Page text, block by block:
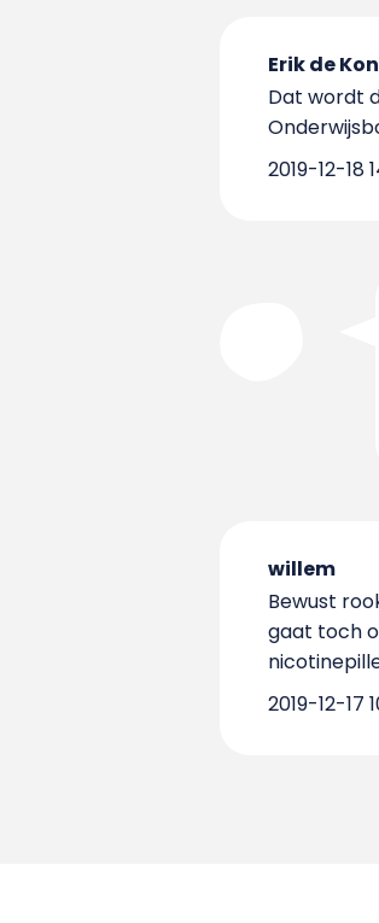
Erik de
Dat wordt
2019-12-18
willem
Bewust
gaat toch
2019-12-17